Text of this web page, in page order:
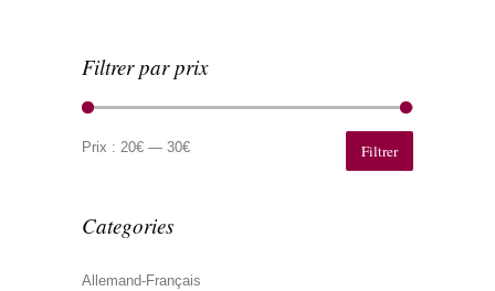
Filtrer par prix
min
max
Filtrer
Prix : 20€ — 30€
Categories
Allemand-Français